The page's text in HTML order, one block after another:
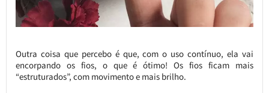
Outra coisa que percebo é que, com o uso contínuo, ela vai
encorpando os fios, o que é ótimo! Os fios ficam mais
“estruturados”, com movimento e mais brilho.